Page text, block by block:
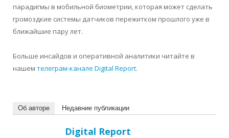
парадигмы в мобильной биометрии, которая может сделать
громоздкие системы датчиков пережитком прошлого уже в
ближайшие пару лет.
Больше инсайдов и оперативной аналитики читайте в
нашем телеграм-канале Digital Report.
Об авторе Недавние публикации
Digital Report